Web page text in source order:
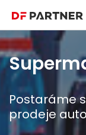
Postaráme
prodeje